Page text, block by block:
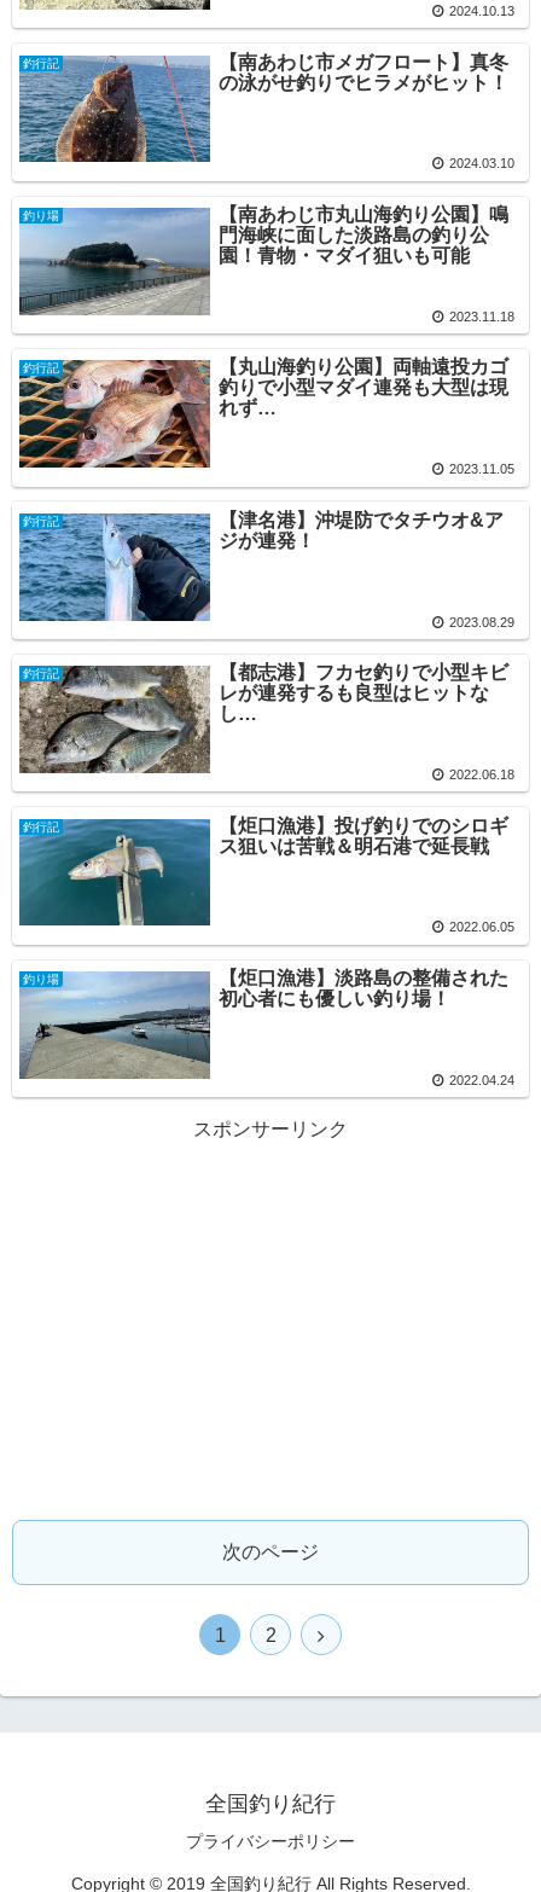
2024.10.13
釣行記
【南あわじ市メガフロート】真冬
の泳がせ釣りでヒラメがヒット！
2024.03.10
釣り場
【南あわじ市丸山海釣り公園】鳴
門海峡に面した淡路島の釣り公
園！青物・マダイ狙いも可能
2023.11.18
釣行記
【丸山海釣り公園】両軸遠投カゴ
釣りで小型マダイ連発も大型は現
れず…
2023.11.05
釣行記
【津名港】沖堤防でタチウオ&ア
ジが連発！
2023.08.29
釣行記
【都志港】フカセ釣りで小型キビ
レが連発するも良型はヒットな
し…
2022.06.18
釣行記
【炬口漁港】投げ釣りでのシロギ
ス狙いは苦戦＆明石港で延長戦
2022.06.05
釣り場
【炬口漁港】淡路島の整備された
初心者にも優しい釣り場！
2022.04.24
スポンサーリンク
次のページ
1 2
全国釣り紀行
プライバシーポリシー
Copyright © 2019 全国釣り紀行 All Rights Reserved.